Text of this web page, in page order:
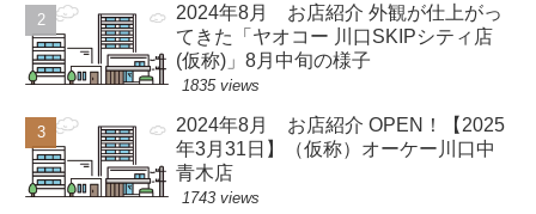
2024年8月 お店紹介 外観が仕上がっ
てきた「ヤオコー 川口SKIPシティ店
(仮称)」8月中旬の様子
1835 views
2024年8月 お店紹介 OPEN！【2025
年3月31日】（仮称）オーケー川口中
青木店
1743 views